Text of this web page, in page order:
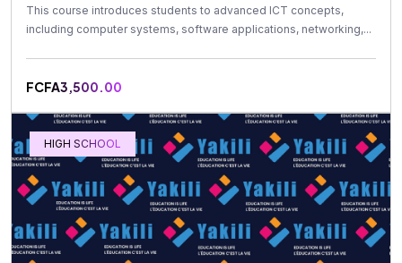
This course introduces students to advanced ICT concepts,
including computer systems, software applications, networking,...
FCFA3,500.00
HIGH SCHOOL